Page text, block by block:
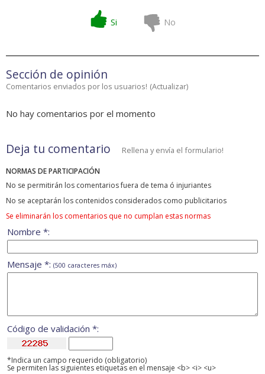
Si No
Sección de opinión
Comentarios enviados por los usuarios! (Actualizar)
No hay comentarios por el momento
Deja tu comentario Rellena y envía el formulario!
NORMAS DE PARTICIPACIÓN
No se permitirán los comentarios fuera de tema ó injuriantes
No se aceptarán los contenidos considerados como publicitarios
Se eliminarán los comentarios que no cumplan estas normas
Nombre *:
Mensaje *: (500 caracteres máx)
Código de validación *:
*Indica un campo requerido (obligatorio)
Se permiten las siguientes etiquetas en el mensaje <b> <i> <u>